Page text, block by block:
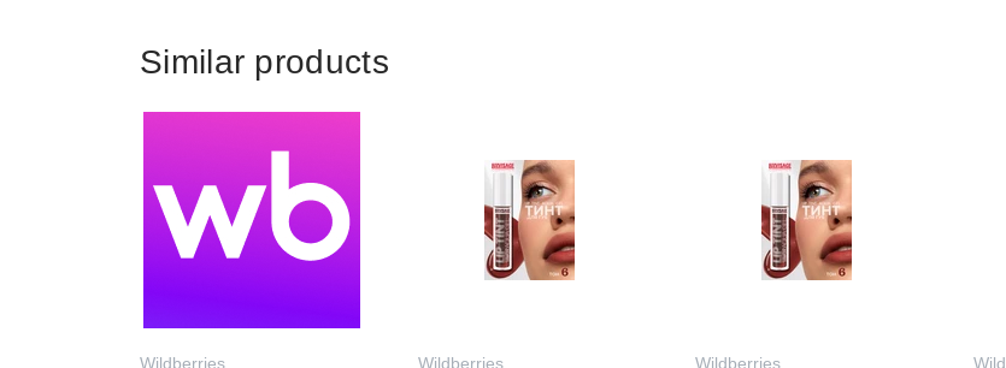
Similar products
Wildberries Wildberries Wildberries